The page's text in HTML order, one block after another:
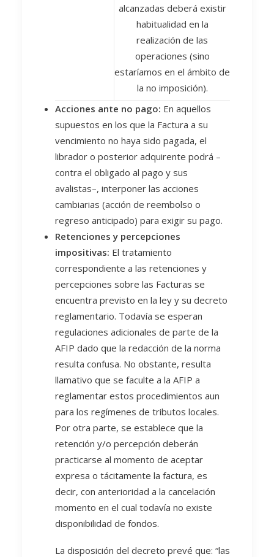
alcanzadas deberá existir
habitualidad en la
realización de las
operaciones (sino
estaríamos en el ámbito de
la no imposición).
Acciones ante no pago: En aquellos
supuestos en los que la Factura a su
vencimiento no haya sido pagada, el
librador o posterior adquirente podrá –
contra el obligado al pago y sus
avalistas–, interponer las acciones
cambiarias (acción de reembolso o
regreso anticipado) para exigir su pago.
Retenciones y percepciones
impositivas: El tratamiento
correspondiente a las retenciones y
percepciones sobre las Facturas se
encuentra previsto en la ley y su decreto
reglamentario. Todavía se esperan
regulaciones adicionales de parte de la
AFIP dado que la redacción de la norma
resulta confusa. No obstante, resulta
llamativo que se faculte a la AFIP a
reglamentar estos procedimientos aun
para los regímenes de tributos locales.
Por otra parte, se establece que la
retención y/o percepción deberán
practicarse al momento de aceptar
expresa o tácitamente la factura, es
decir, con anterioridad a la cancelación
momento en el cual todavía no existe
disponibilidad de fondos.
La disposición del decreto prevé que: “las